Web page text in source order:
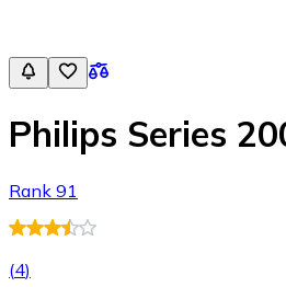
Philips Series
Rank 91
(4)